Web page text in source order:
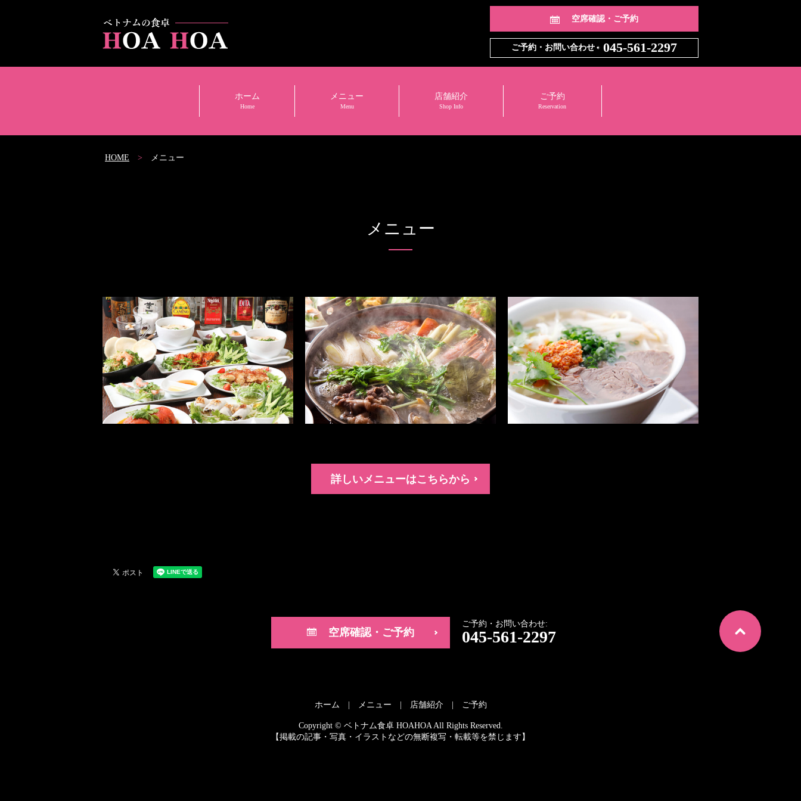
空席確認・ご予約
ご予約・お問い合わせ 045-561-2297
ホーム
Home
メニュー
Menu
店舗紹介
Shop Info
ご予約
Reservation
HOME メニュー
メニュー
詳しいメニューはこちらから
空席確認・ご予約
ご予約・お問い合わせ:
045-561-2297
ホーム メニュー 店舗紹介 ご予約
Copyright © ベトナム食卓 HOAHOA All Rights Reserved.
【掲載の記事・写真・イラストなどの無断複写・転載等を禁じます】